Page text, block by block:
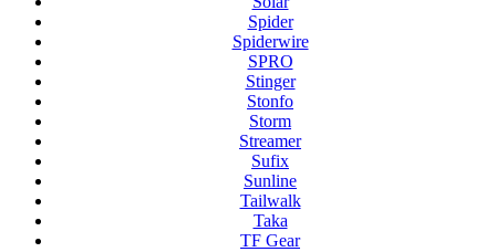
Spider
Spiderwire
SPRO
Stinger
Stonfo
Storm
Streamer
Sufix
Sunline
Tailwalk
Taka
TF Gear